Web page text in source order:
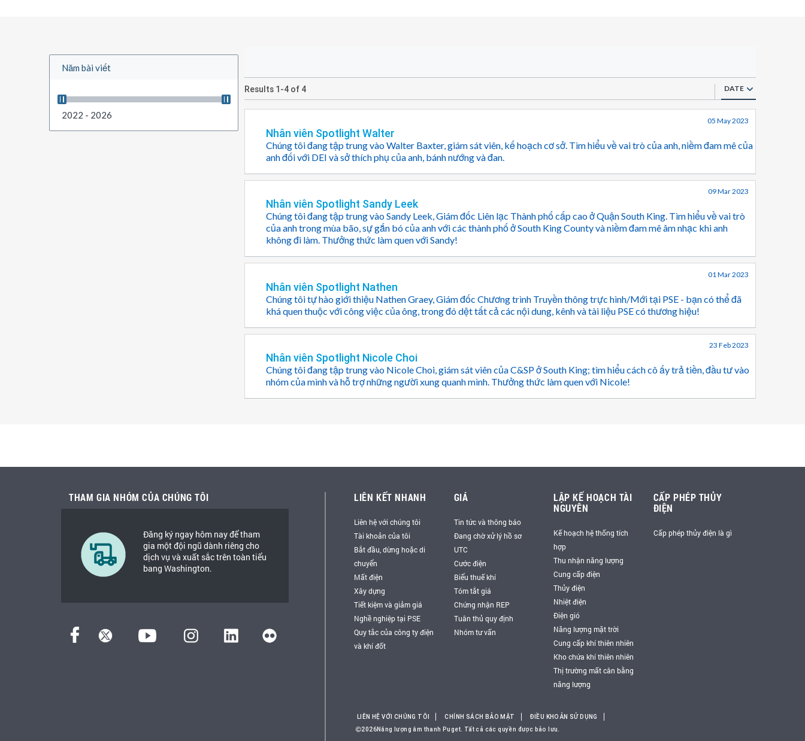
Năm bài viết
2022 - 2026
Results 1-4 of 4 DATE
05 May 2023
Nhân viên Spotlight Walter
Chúng tôi đang tập trung vào Walter Baxter, giám sát viên, kế hoạch cơ sở. Tìm hiểu về vai trò của anh, niềm đam mê của
anh đối với DEI và sở thích phụ của anh, bánh nướng và đan.
09 Mar 2023
Nhân viên Spotlight Sandy Leek
Chúng tôi đang tập trung vào Sandy Leek, Giám đốc Liên lạc Thành phố cấp cao ở Quận South King. Tìm hiểu về vai trò
của anh trong mùa bão, sự gắn bó của anh với các thành phố ở South King County và niềm đam mê âm nhạc khi anh
không đi làm. Thưởng thức làm quen với Sandy!
01 Mar 2023
Nhân viên Spotlight Nathen
Chúng tôi tự hào giới thiệu Nathen Graey, Giám đốc Chương trình Truyền thông trực hình/Mới tại PSE - bạn có thể đã
khá quen thuộc với công việc của ông, trong đó dệt tất cả các nội dung, kênh và tài liệu PSE có thương hiệu!
23 Feb 2023
Nhân viên Spotlight Nicole Choi
Chúng tôi đang tập trung vào Nicole Choi, giám sát viên của C&SP ở South King; tìm hiểu cách cô ấy trả tiền, đầu tư vào
nhóm của mình và hỗ trợ những người xung quanh mình. Thưởng thức làm quen với Nicole!
THAM GIA NHÓM CỦA CHÚNG TÔI
Đăng ký ngay hôm nay để tham
gia một đội ngũ dành riêng cho
dịch vụ và xuất sắc trên toàn tiểu
bang Washington.
LIÊN KẾT NHANH
Liên hệ với chúng tôi
Tài khoản của tôi
Bắt đầu, dừng hoặc di
chuyển
Mất điện
Xây dựng
Tiết kiệm và giảm giá
Nghề nghiệp tại PSE
Quy tắc của công ty điện
và khí đốt
GIÁ
Tin tức và thông báo
Đang chờ xử lý hồ sơ
UTC
Cước điện
Biểu thuế khí
Tóm tắt giá
Chứng nhận REP
Tuân thủ quy định
Nhóm tư vấn
LẬP KẾ HOẠCH TÀI
NGUYÊN
Kế hoạch hệ thống tích
hợp
Thu nhận năng lượng
Cung cấp điện
Thủy điện
Nhiệt điện
Điện gió
Năng lượng mặt trời
Cung cấp khí thiên nhiên
Kho chứa khí thiên nhiên
Thị trường mất cân bằng
năng lượng
CẤP PHÉP THỦY
ĐIỆN
Cấp phép thủy điện là gì
LIÊN HỆ VỚI CHÚNG TÔI CHÍNH SÁCH BẢO MẬT
ĐIỀU KHOẢN SỬ DỤNG
2026Năng lượng âm thanh Puget. Tất cả các quyền được bảo lưu.